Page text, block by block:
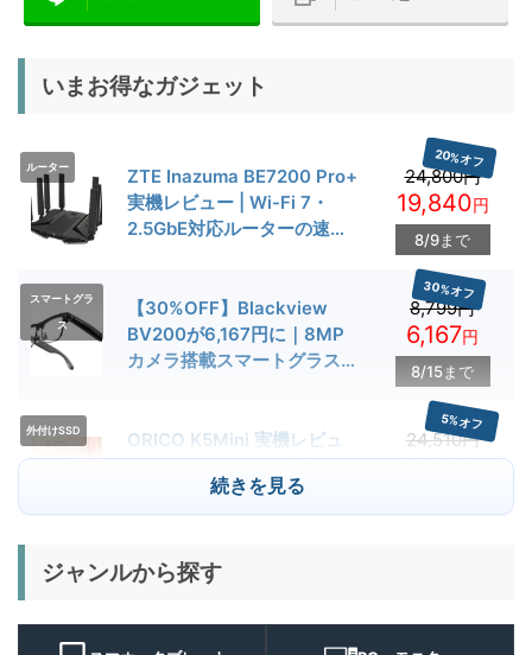
いまお得なガジェット
ルーター
ZTE Inazuma BE7200 Pro+
実機レビュー | Wi-Fi 7・
2.5GbE対応ルーターの速度
24,800円
20%オフ
19,840円
8/9まで
スマートグラ
ス
【30%OFF】Blackview
BV200が6,167円に｜8MP
カメラ搭載スマートグラス用
8,799円
30%オフ
6,167円
8/15まで
外付けSSD
ORICO K5Mini 実機レビュ
ー | スマホの容量不足対策に
便利な小型外付けSSD
24,510円
5%オフ
23,284
キャンプライ
BougeRV T1 キャンプライ
3000lm・最長102時間の多
機能キャンプライトを徹底検
続きを見る
ジャンルから探す